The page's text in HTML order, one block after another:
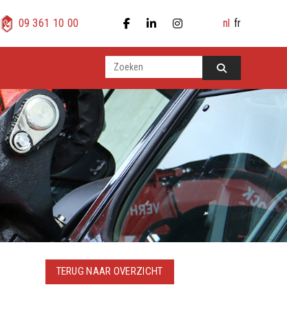
09 361 10 00 nl fr
TERUG NAAR OVERZICHT